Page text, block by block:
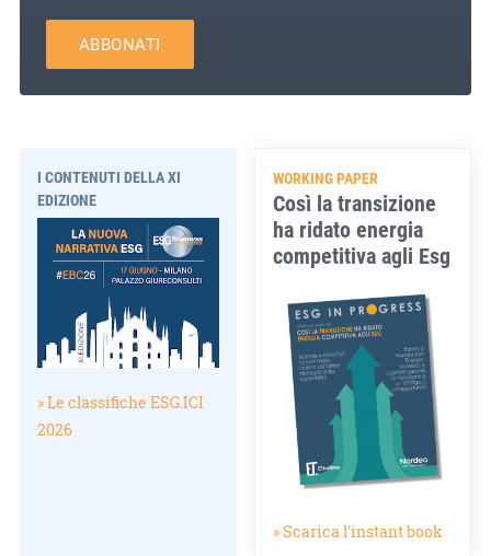
ABBONATI
I CONTENUTI DELLA XI
EDIZIONE
» Le classifiche ESG.ICI
2026
WORKING PAPER
Così la transizione
ha ridato energia
competitiva agli Esg
» Scarica l'instant book